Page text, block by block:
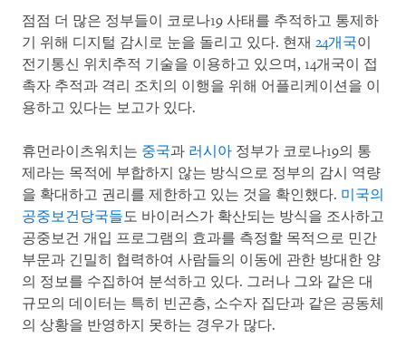
점점 더 많은 정부들이 코로나19 사태를 추적하고 통제하
기 위해 디지털 감시로 눈을 돌리고 있다. 현재 24개국이
전기통신 위치추적 기술을 이용하고 있으며, 14개국이 접
촉자 추적과 격리 조치의 이행을 위해 어플리케이션을 이
용하고 있다는 보고가 있다.
휴먼라이츠워치는 중국과 러시아 정부가 코로나19의 통
제라는 목적에 부합하지 않는 방식으로 정부의 감시 역량
을 확대하고 권리를 제한하고 있는 것을 확인했다. 미국의
공중보건당국들도 바이러스가 확산되는 방식을 조사하고
공중보건 개입 프로그램의 효과를 측정할 목적으로 민간
부문과 긴밀히 협력하여 사람들의 이동에 관한 방대한 양
의 정보를 수집하여 분석하고 있다. 그러나 그와 같은 대
규모의 데이터는 특히 빈곤층, 소수자 집단과 같은 공동체
의 상황을 반영하지 못하는 경우가 많다.